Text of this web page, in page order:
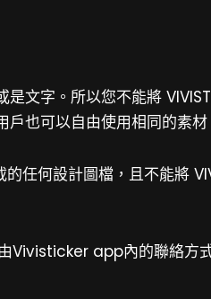
文字。所以您不能將
也可以自由使用相同的素
的任何設計圖檔，且不能將
Vivisticker app內的聯絡方